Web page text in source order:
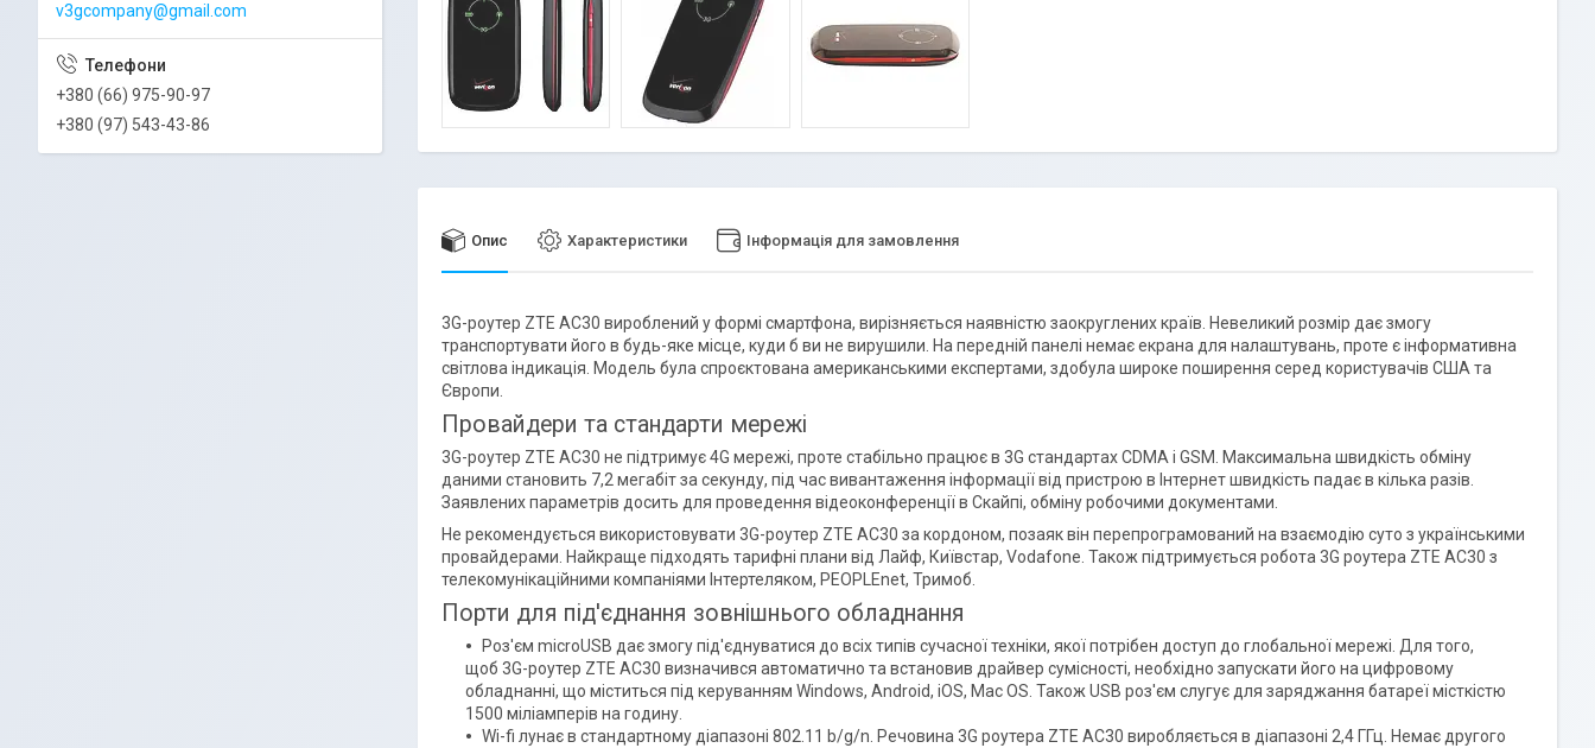
Опис Характеристики Інформація для замовлення
3G-роутер ZTE AC30 вироблений у формі смартфона, вирізняється наявністю заокруглених країв. Невеликий розмір дає змогу
транспортувати його в будь-яке місце, куди б ви не вирушили. На передній панелі немає екрана для налаштувань, проте є інформативна
світлова індикація. Модель була спроєктована американськими експертами, здобула широке поширення серед користувачів США та
Європи.
Провайдери та стандарти мережі
3G-роутер ZTE AC30 не підтримує 4G мережі, проте стабільно працює в 3G стандартах CDMA і GSM. Максимальна швидкість обміну
даними становить 7,2 мегабіт за секунду, під час вивантаження інформації від пристрою в Інтернет швидкість падає в кілька разів.
Заявлених параметрів досить для проведення відеоконференції в Скайпі, обміну робочими документами.
Не рекомендується використовувати 3G-роутер ZTE AC30 за кордоном, позаяк він перепрограмований на взаємодію суто з українськими
провайдерами. Найкраще підходять тарифні плани від Лайф, Київстар, Vodafone. Також підтримується робота 3G роутера ZTE AC30 з
телекомунікаційними компаніями Інтертеляком, PEOPLEnet, Тримоб.
Порти для під'єднання зовнішнього обладнання
Роз'єм microUSB дає змогу під'єднуватися до всіх типів сучасної техніки, якої потрібен доступ до глобальної мережі. Для того,
щоб 3G-роутер ZTE AC30 визначився автоматично та встановив драйвер сумісності, необхідно запускати його на цифровому
обладнанні, що міститься під керуванням Windows, Android, iOS, Mac OS. Також USB роз'єм слугує для заряджання батареї місткістю
1500 міліамперів на годину.
Wi-fi лунає в стандартному діапазоні 802.11 b/g/n. Речовина 3G роутера ZTE AC30 виробляється в діапазоні 2,4 ГГц. Немає другого
v3gcompany@gmail.com
+380 (66) 975-90-97
+380 (97) 543-43-86